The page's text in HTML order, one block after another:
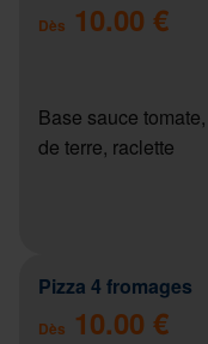
Dès 10.00 €
Base sauce
de terre, raclette
Pizza 4 fromages
Dès 10.00 €